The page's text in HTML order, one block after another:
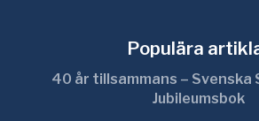
Populära
40 år tillsammans – Svenska
Jubileumsbok